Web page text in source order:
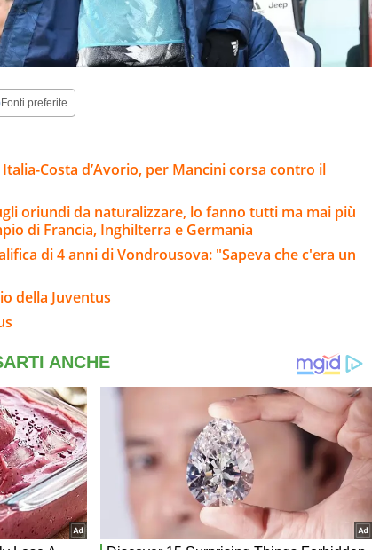
Fonti preferite
Costa d’Avorio, per Mancini corsa contro il
oriundi da naturalizzare, lo fanno tutti ma mai più
di Francia, Inghilterra e Germania
di 4 anni di Vondrousova: "Sapeva che c'era un
della Juventus